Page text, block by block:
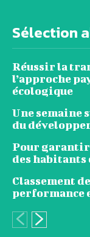
Sélection
Réussir la
l’approche
écologique
Une semaine
du
Pour
des
Classement
performance